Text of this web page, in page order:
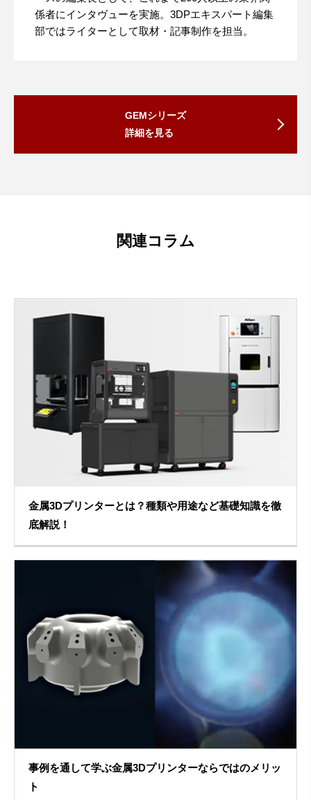
係者にインタヴューを実施。3DPエキスパート編集
部ではライターとして取材・記事制作を担当。
GEMシリーズ
詳細を見る
関連コラム
金属3Dプリンターとは？種類や用途など基礎知識を徹
底解説！
事例を通して学ぶ金属3Dプリンターならではのメリッ
ト